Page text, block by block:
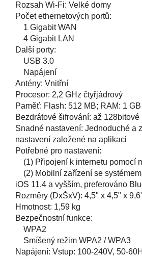
Rozsah Wi-Fi: Velké domy
Počet ethernetových portů:
1 Gigabit WAN
4 Gigabit LAN
Další porty:
USB 3.0
Napájení
Antény: Vnitřní
Procesor: 2,2 GHz čtyřjádrový
Paměť: Flash: 512 MB; RAM: 1 GB
Bezdrátové šifrování: až 128bitové
Snadné nastavení: Jednoduché a
nastavení založené na aplikaci
Potřebné pro nastavení:
(1) Připojení k internetu pomocí
(2) Mobilní zařízení se
iOS 11.4 a vyšším, preferováno
Rozměry (DxŠxV): 4,5" x 4,5" x
Hmotnost: 1,59 kg
Bezpečnostní funkce:
WPA2
Smíšený režim WPA2 / WPA3
Napájení: Vstup: 100-240V, 50-